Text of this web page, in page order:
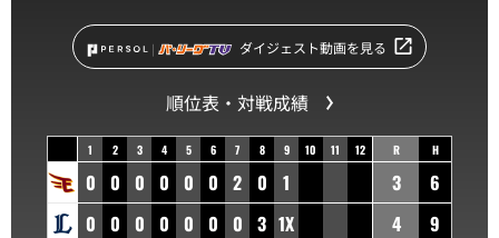
ダイジェスト動画を見る
順位表・対戦成績
1 2 3 4 5 6 7 8 9 10 11 12
0 0 0 0 0 0 2 0
1
0 0 0 0 0 0 0 3 1X
R H
3
6
4
9